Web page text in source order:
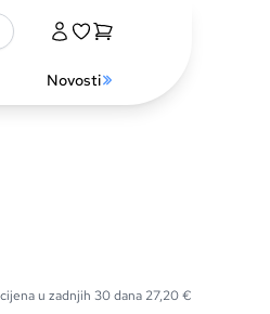
Novosti
u zadnjih 30 dana 27,20€